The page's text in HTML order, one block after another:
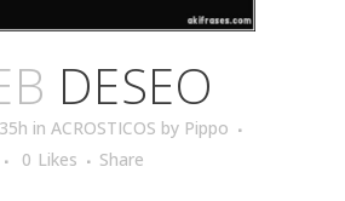
DESEO
in ACROSTICOS by Pippo
0 Likes Share